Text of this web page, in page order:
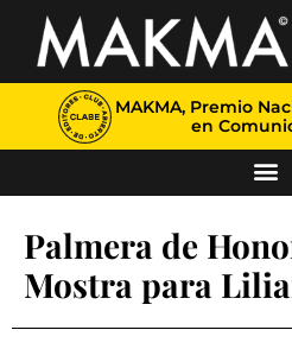
MAKMA, Premio
en
Palmera de
Mostra para